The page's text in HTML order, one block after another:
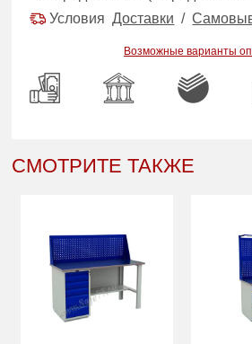
УсловияДоставки /
Возможные варианты
СМОТРИТЕ ТАКЖЕ